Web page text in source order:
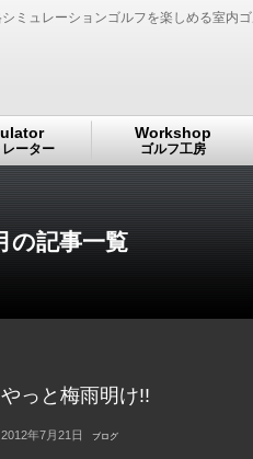
ミュレーションゴルフを楽しめる室内
ーター
Workshop
ゴルフ工房
の記事一覧
やっと梅雨明け!!
2012年7月21日 ブログ